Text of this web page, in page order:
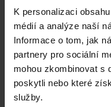
K personalizaci
médií a analýze naší
Informace o tom, jak
partnery pro sociální
mohou zkombinovat s
poskytli nebo které
služby.
ZE
ZAHRANIČÍ|
Z DOMOVA
USD
EUR|